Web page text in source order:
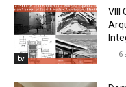
tv
VIII
6